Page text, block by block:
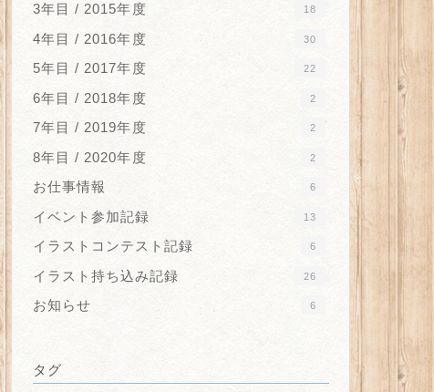
3年目 / 2015年度 18
4年目 / 2016年度 30
5年目 / 2017年度 22
6年目 / 2018年度 2
7年目 / 2019年度 2
8年目 / 2020年度 2
お仕事情報 6
イベント参加記録 13
イラストコンテスト記録 6
イラスト持ち込み記録 26
お知らせ 6
タグ